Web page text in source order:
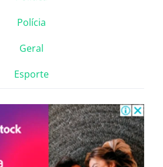
Polícia
Geral
Esporte